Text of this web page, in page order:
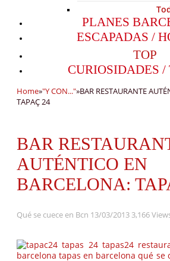
PLANES
ESCAPADAS /
TOP
CURIOSIDADES /
Home»"Y CON..."»BAR RESTAURANTE
TAPAÇ 24
BAR
AUTÉNTICO EN
BARCELONA:
Qué se cuece en Bcn 13/03/2013 3,166